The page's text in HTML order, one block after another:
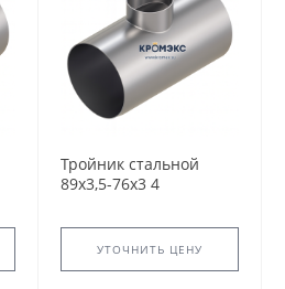
Тройник стальной
89x3,5-76х3 4
5.903-13 переходный
сварнойУТОЧНИТЬ ЦЕНУ